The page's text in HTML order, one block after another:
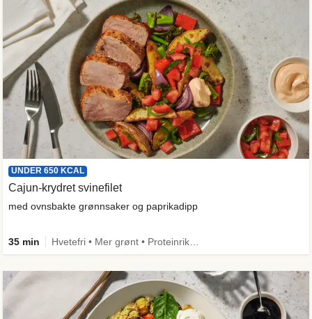
UNDER 650 KCAL
Cajun-krydret svinefilet
med ovnsbakte grønnsaker og paprikadipp
35 min